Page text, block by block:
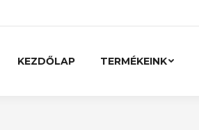
KEZDŐLAP TERMÉKEINK